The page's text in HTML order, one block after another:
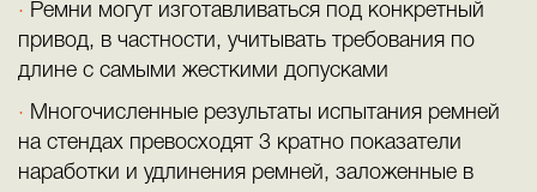
Ремни могут изготавливаться под конкретный
привод, в частности, учитывать требования по
длине с самыми жесткими допусками
Многочисленные результаты испытания ремней
на стендах превосходят 3 кратно показатели
наработки и удлинения ремней, заложенные в